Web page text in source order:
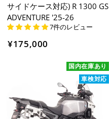
サイドケース対応) R 1300 GS
ADVENTURE '25-26
7件のレビュー
¥175,000
国内在庫あり
車検対応